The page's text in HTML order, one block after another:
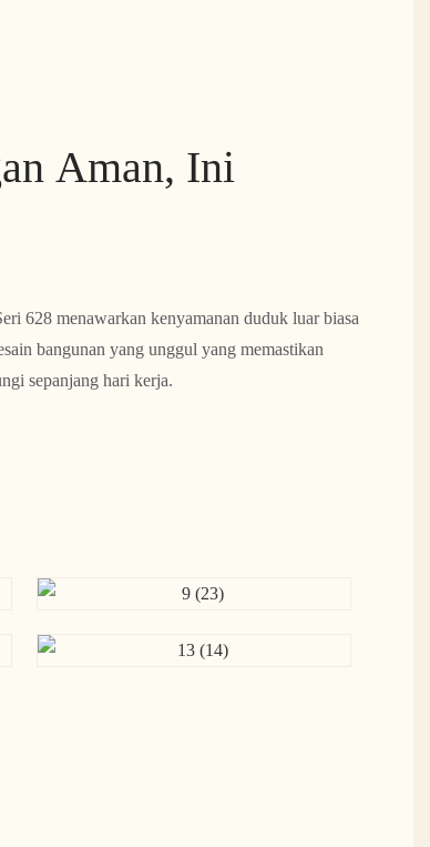
Aman, Ini
628 menawarkan kenyamanan duduk luar biasa
bangunan yang unggul yang memastikan
sepanjang hari kerja.